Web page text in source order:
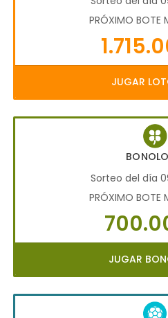
PRÓXIMO BOTE
JUGAR
Sorteo del día
PRÓXIMO BOTE
JUGAR